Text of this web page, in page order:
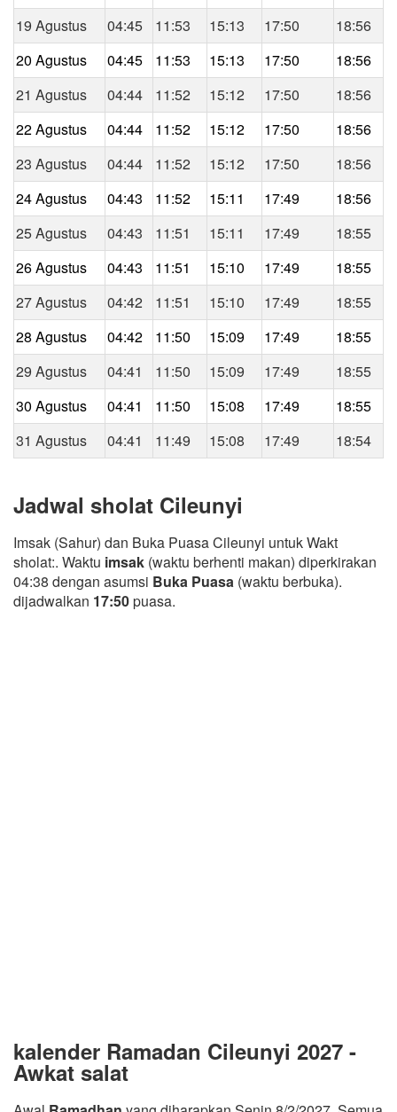
19 Agustus
04:45 11:53 15:13 17:50
18:56
20 Agustus
04:45 11:53 15:13 17:50
18:56
21 Agustus
04:44 11:52 15:12 17:50
18:56
22 Agustus
04:44 11:52 15:12 17:50
18:56
23 Agustus
04:44 11:52 15:12 17:50
18:56
24 Agustus
04:43 11:52 15:11 17:49
18:56
25 Agustus
04:43 11:51 15:11 17:49
18:55
26 Agustus
04:43 11:51 15:10 17:49
18:55
27 Agustus
04:42 11:51 15:10 17:49
18:55
28 Agustus
04:42 11:50 15:09 17:49
18:55
29 Agustus
04:41 11:50 15:09 17:49
18:55
30 Agustus
04:41 11:50 15:08 17:49
18:55
31 Agustus
04:41 11:49 15:08 17:49 18:54
Jadwal sholat Cileunyi
Imsak (Sahur) dan Buka Puasa Cileunyi untuk Wakt
sholat:. Waktu imsak (waktu berhenti makan) diperkirakan
04:38 dengan asumsi Buka Puasa (waktu berbuka).
dijadwalkan 17:50puasa.
kalender Ramadan Cileunyi 2027 -
Awkat salat